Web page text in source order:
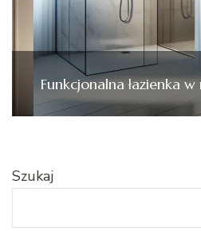
Funkcjonalna łazienka
Szukaj